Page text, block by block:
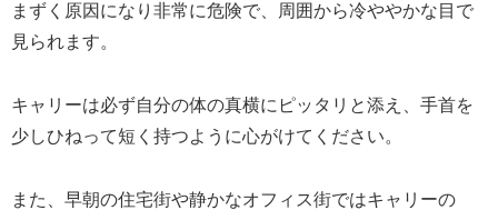
まずく原因になり非常に危険で、周囲から冷ややかな目で
見られます。
キャリーは必ず自分の体の真横にピッタリと添え、手首を
少しひねって短く持つように心がけてください。
また、早朝の住宅街や静かなオフィス街ではキャリーの